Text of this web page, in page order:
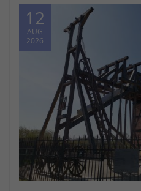
12
AUG
2026